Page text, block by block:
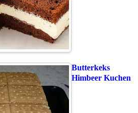
Butterkeks
Himbeer Kuchen